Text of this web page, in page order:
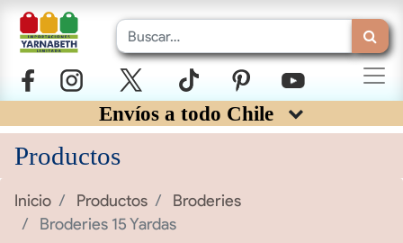
Envíos a todo Chile
Productos
Inicio Productos
Broderies
Broderies 15 Yardas